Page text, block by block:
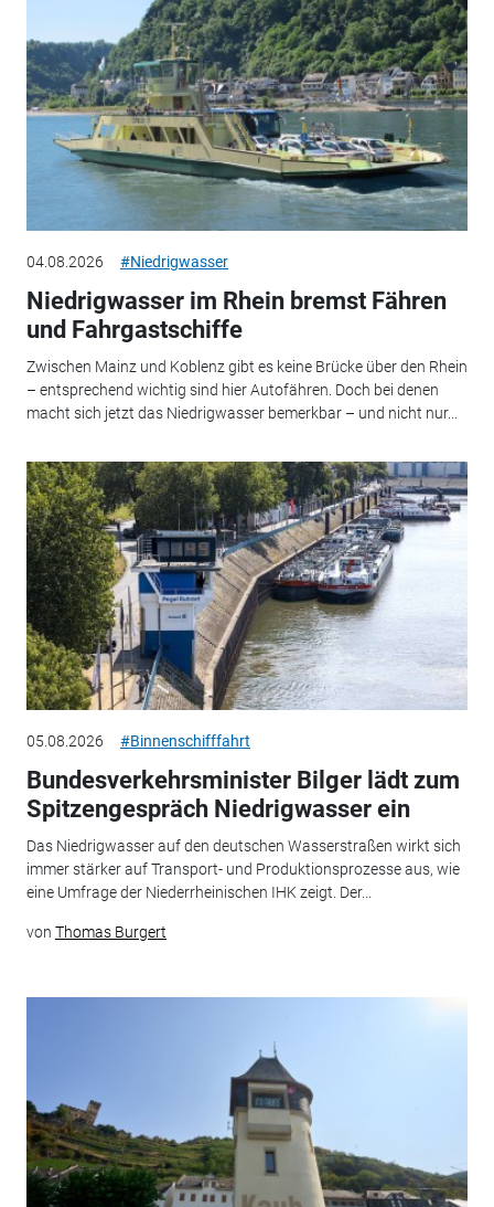
04.08.2026 #Niedrigwasser
Niedrigwasser im Rhein bremst Fähren
und Fahrgastschiffe
Zwischen Mainz und Koblenz gibt es keine Brücke über den Rhein
– entsprechend wichtig sind hier Autofähren. Doch bei denen
macht sich jetzt das Niedrigwasser bemerkbar – und nicht nur...
05.08.2026 #Binnenschifffahrt
Bundesverkehrsminister Bilger lädt zum
Spitzengespräch Niedrigwasser ein
Das Niedrigwasser auf den deutschen Wasserstraßen wirkt sich
immer stärker auf Transport- und Produktionsprozesse aus, wie
eine Umfrage der Niederrheinischen IHK zeigt. Der...
von Thomas Burgert